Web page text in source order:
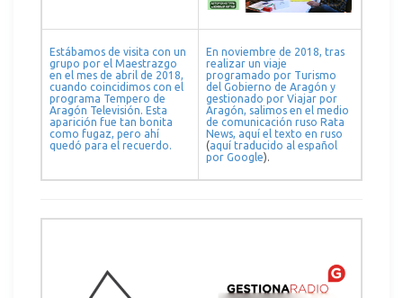
Estábamos de visita con un
grupo por el Maestrazgo
en el mes de abril de 2018,
cuando coincidimos con el
programa Tempero de
Aragón Televisión. Esta
aparición fue tan bonita
como fugaz, pero ahí
quedó para el recuerdo.
En noviembre de 2018, tras
realizar un viaje
programado por Turismo
del Gobierno de Aragón y
gestionado por Viajar por
Aragón, salimos en el medio
de comunicación ruso Rata
News, aquí el texto en ruso
(aquí traducido al español
por Google).